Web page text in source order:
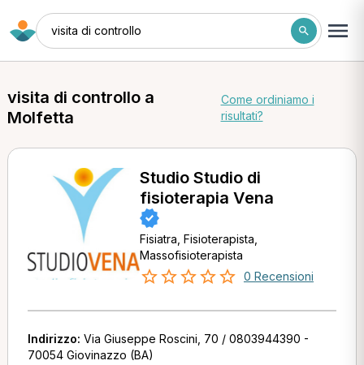
visita di controllo
visita di controllo a
Molfetta
Come ordiniamo i
risultati?
Studio Studio di
fisioterapia Vena
Fisiatra, Fisioterapista,
Massofisioterapista
0 Recensioni
Indirizzo: Via Giuseppe Roscini, 70 / 0803944390 -
70054 Giovinazzo (BA)